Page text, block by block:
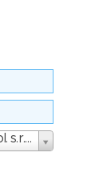
Mlékárna Čejetičky, spol. s.r.o.